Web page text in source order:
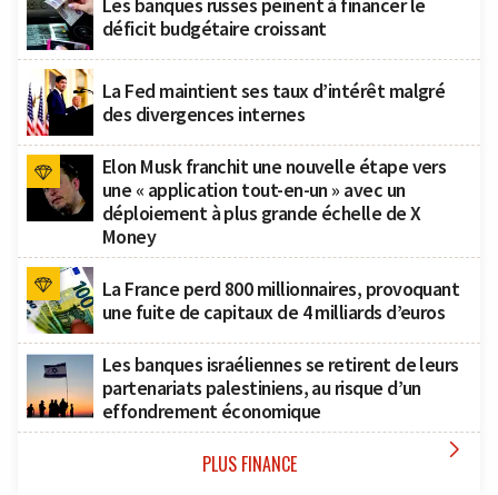
Les banques russes peinent à financer le
déficit budgétaire croissant
La Fed maintient ses taux d’intérêt malgré
des divergences internes
Elon Musk franchit une nouvelle étape vers
une « application tout-en-un » avec un
déploiement à plus grande échelle de X
Money
La France perd 800 millionnaires, provoquant
une fuite de capitaux de 4 milliards d’euros
Les banques israéliennes se retirent de leurs
partenariats palestiniens, au risque d’un
effondrement économique
PLUS FINANCE 